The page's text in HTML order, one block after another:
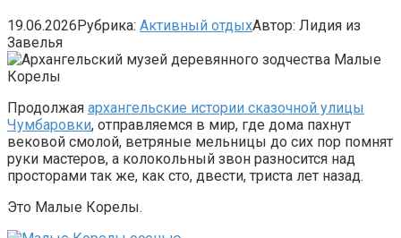
19.06.2026Рубрика: Активный отдыхАвтор: Лидия из
Завелья
Продолжая архангельские истории сказочной улицы
Чумбаровки, отправляемся в мир, где дома пахнут
вековой смолой, ветряные мельницы до сих пор помнят
руки мастеров, а колокольный звон разносится над
просторами так же, как сто, двести, триста лет назад.
Это Малые Корелы.